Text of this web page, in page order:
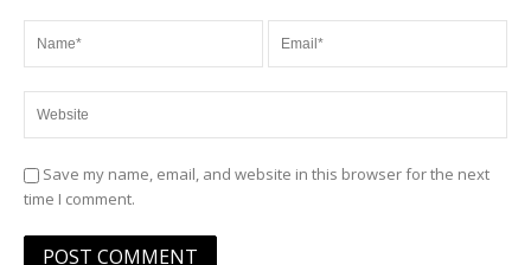
Save my name, email, and website in this browser for the next
time I comment.